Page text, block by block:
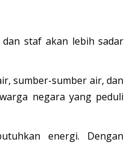
dan staf akan lebih sadar
sumber-sumber air, dan
negara yang peduli
energi. Dengan